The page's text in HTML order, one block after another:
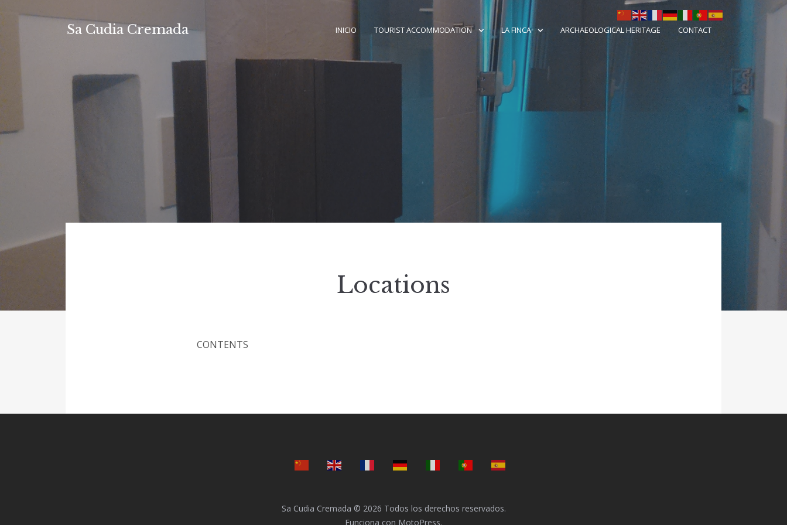
Sa Cudia Cremada INICIO TOURIST ACCOMMODATION LA FINCA ARCHAEOLOGICAL HERITAGE CONTACT
Locations
CONTENTS
Sa Cudia Cremada © 2026 Todos los derechos reservados.
Funciona con MotoPress.